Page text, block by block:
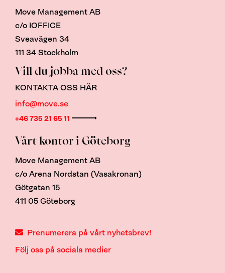
Move Management AB
c/o IOFFICE
Sveavägen 34
111 34 Stockholm
Vill du jobba med oss?
KONTAKTA OSS HÄR
info@move.se
+46 735 21 65 11
Vårt kontor i Göteborg
Move Management AB
c/o Arena Nordstan (Vasakronan)
Götgatan 15
411 05 Göteborg
Prenumerera på vårt nyhetsbrev!
Följ oss på sociala medier